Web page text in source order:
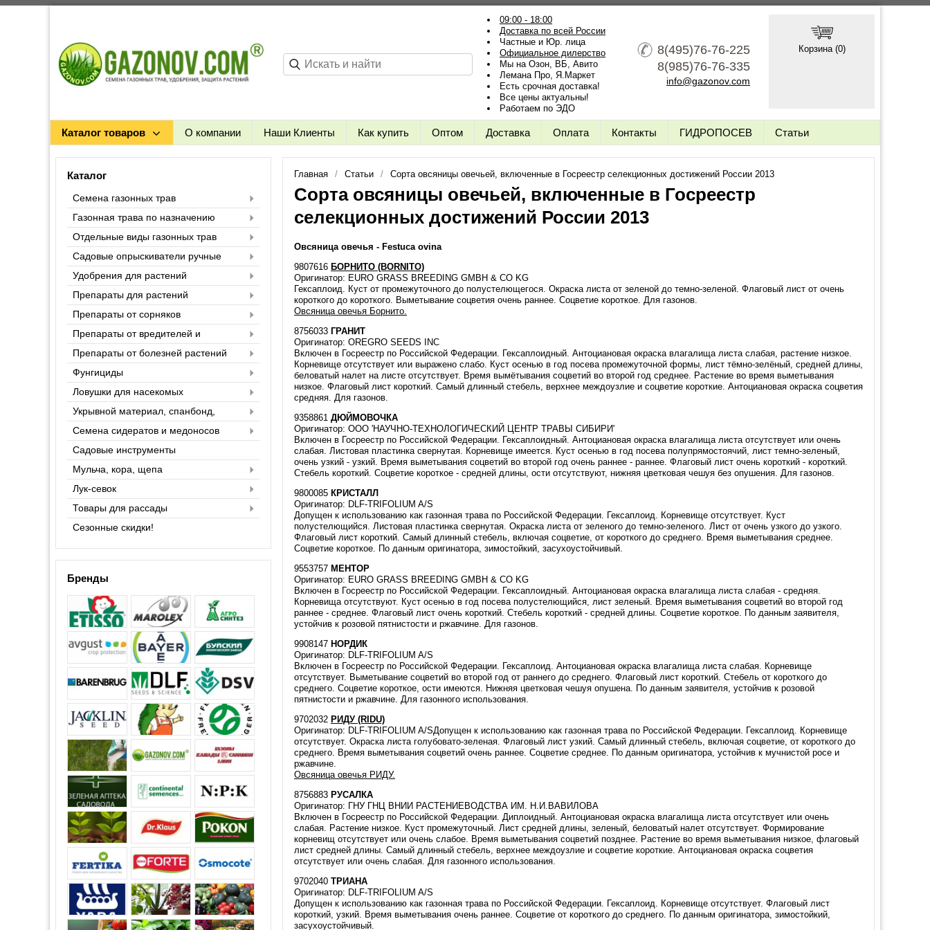
09:00 - 18:00
Доставка по всей России
Частные и Юр. лица
Официальное дилерство
Мы на Озон, ВБ, Авито
Лемана Про, Я.Маркет
Есть срочная доставка!
Все цены актуальны!
Работаем по ЭДО
8(495)76-76-225
8(985)76-76-335
info@gazonov.com
Корзина (0)
Каталог товаров О компании Наши Клиенты Как купить Оптом Доставка Оплата Контакты ГИДРОПОСЕВ Статьи
Каталог
Семена газонных трав
Газонная трава по назначению
Отдельные виды газонных трав
Садовые опрыскиватели ручные
Удобрения для растений
Препараты для растений
Препараты от сорняков
Препараты от вредителей и
насекомых
Препараты от болезней растений
Фунгициды
Ловушки для насекомых
Укрывной материал, спанбонд,
агроспан
Семена сидератов и медоносов
Садовые инструменты
Мульча, кора, щепа
Лук-севок
Товары для рассады
Сезонные скидки!
Бренды
Главная Статьи Сорта овсяницы овечьей, включенные в Госреестр селекционных достижений России 2013
Сорта овсяницы овечьей, включенные в Госреестр
селекционных достижений России 2013
Овсяница овечья - Festuca ovina
9807616 БОРНИТО (BORNITO)
Оригинатор: EURO GRASS BREEDING GMBH & CO KG
Гексаплоид. Куст от промежуточного до полустелющегося. Окраска листа от зеленой до темно-зеленой. Флаговый лист от очень
короткого до короткого. Выметывание соцветия очень раннее. Соцветие короткое. Для газонов.
Овсяница овечья Борнито.
8756033 ГРАНИТ
Оригинатор: OREGRO SEEDS INC
Включен в Госреестр по Российской Федерации. Гексаплоидный. Антоциановая окраска влагалища листа слабая, растение низкое.
Корневище отсутствует или выражено слабо. Куст осенью в год посева промежуточной формы, лист тёмно-зелёный, средней длины,
беловатый налет на листе отсутствует. Время вымётывания соцветий во второй год среднее. Растение во время выметывания
низкое. Флаговый лист короткий. Самый длинный стебель, верхнее междоузлие и соцветие короткие. Антоциановая окраска соцветия
средняя. Для газонов.
9358861 ДЮЙМОВОЧКА
Оригинатор: ООО 'НАУЧНО-ТЕХНОЛОГИЧЕСКИЙ ЦЕНТР ТРАВЫ СИБИРИ'
Включен в Госреестр по Российской Федерации. Гексаплоидный. Антоциановая окраска влагалища листа отсутствует или очень
слабая. Листовая пластинка свернутая. Корневище имеется. Куст осенью в год посева полупрямостоячий, лист темно-зеленый,
очень узкий - узкий. Время выметывания соцветий во второй год очень раннее - раннее. Флаговый лист очень короткий - короткий.
Стебель короткий. Соцветие короткое - средней длины, ости отсутствуют, нижняя цветковая чешуя без опушения. Для газонов.
9800085 КРИСТАЛЛ
Оригинатор: DLF-TRIFOLIUM A/S
Допущен к использованию как газонная трава по Российской Федерации. Гексаплоид. Корневище отсутствует. Куст
полустелющийся. Листовая пластинка свернутая. Окраска листа от зеленого до темно-зеленого. Лист от очень узкого до узкого.
Флаговый лист короткий. Самый длинный стебель, включая соцветие, от короткого до среднего. Время выметывания среднее.
Соцветие короткое. По данным оригинатора, зимостойкий, засухоустойчивый.
9553757 МЕНТОР
Оригинатор: EURO GRASS BREEDING GMBH & CO KG
Включен в Госреестр по Российской Федерации. Гексаплоидный. Антоциановая окраска влагалища листа слабая - средняя.
Корневища отсутствуют. Куст осенью в год посева полустелющийся, лист зеленый. Время выметывания соцветий во второй год
раннее - среднее. Флаговый лист очень короткий. Стебель короткий - средней длины. Соцветие короткое. По данным заявителя,
устойчив к розовой пятнистости и ржавчине. Для газонов.
9908147 НОРДИК
Оригинатор: DLF-TRIFOLIUM A/S
Включен в Госреестр по Российской Федерации. Гексаплоид. Антоциановая окраска влагалища листа слабая. Корневище
отсутствует. Выметывание соцветий во второй год от раннего до среднего. Флаговый лист короткий. Стебель от короткого до
среднего. Соцветие короткое, ости имеются. Нижняя цветковая чешуя опушена. По данным заявителя, устойчив к розовой
пятнистости и ржавчине. Для газонного использования.
9702032 РИДУ (RIDU)
Оригинатор: DLF-TRIFOLIUM A/SДопущен к использованию как газонная трава по Российской Федерации. Гексаплоид. Корневище
отсутствует. Окраска листа голубовато-зеленая. Флаговый лист узкий. Самый длинный стебель, включая соцветие, от короткого до
среднего. Время выметывания соцветий очень раннее. Соцветие среднее. По данным оригинатора, устойчив к мучнистой росе и
ржавчине.
Овсяница овечья РИДУ.
8756883 РУСАЛКА
Оригинатор: ГНУ ГНЦ ВНИИ РАСТЕНИЕВОДСТВА ИМ. Н.И.ВАВИЛОВА
Включен в Госреестр по Российской Федерации. Диплоидный. Антоциановая окраска влагалища листа отсутствует или очень
слабая. Растение низкое. Куст промежуточный. Лист средней длины, зеленый, беловатый налет отсутствует. Формирование
корневищ отсутствует или очень слабое. Время выметывания соцветий позднее. Растение во время выметывания низкое, флаговый
лист средней длины. Самый длинный стебель, верхнее междоузлие и соцветие короткие. Антоциановая окраска соцветия
отсутствует или очень слабая. Для газонного использования.
9702040 ТРИАНА
Оригинатор: DLF-TRIFOLIUM A/S
Допущен к использованию как газонная трава по Российской Федерации. Гексаплоид. Корневище отсутствует. Флаговый лист
короткий, узкий. Время выметывания очень раннее. Соцветие от короткого до среднего. По данным оригинатора, зимостойкий,
засухоустойчивый.